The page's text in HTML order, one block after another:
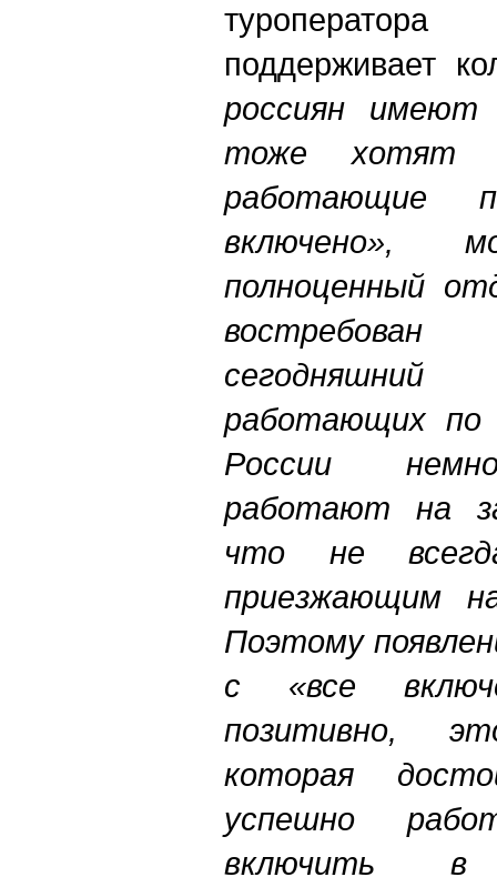
поддерживает
россиян имеют
тоже хотят
работающие
включено»,
полноценный
работающих по
России
работают на
что не
приезжающим
Поэтому
с «все
позитивно,
которая
успешно
включить